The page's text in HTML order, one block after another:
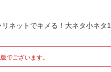
ネットでキメる！大ネタ小ネタ
でございます。